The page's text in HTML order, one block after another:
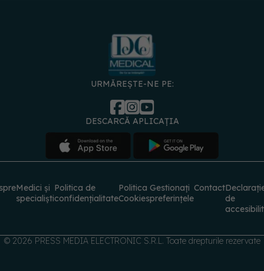
URMĂREȘTE-NE PE:
Medici și Politica de
Politica Gestionați Contact
© 2026 PRESS MEDIA ELECTRONIC S.R.L. Toate drepturile rezervate